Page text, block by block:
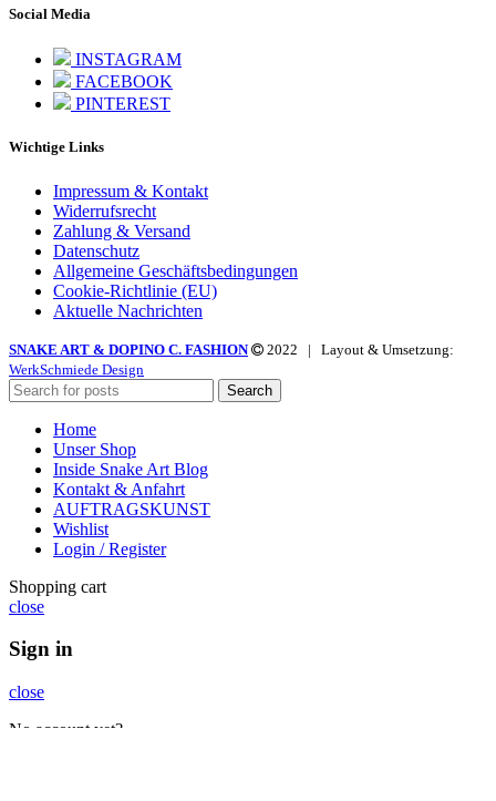
Social Media
INSTAGRAM
FACEBOOK
PINTEREST
Wichtige Links
Impressum & Kontakt
Widerrufsrecht
Zahlung & Versand
Datenschutz
Allgemeine Geschäftsbedingungen
Cookie-Richtlinie (EU)
Aktuelle Nachrichten
SNAKE ART & DOPINO C. FASHION
2022 | Layout & Umsetzung:
WerkSchmiede Design
Search
Home
Unser Shop
Inside Snake Art Blog
Kontakt & Anfahrt
AUFTRAGSKUNST
Wishlist
Login / Register
Shopping cart
close
Sign in
close
No account yet?